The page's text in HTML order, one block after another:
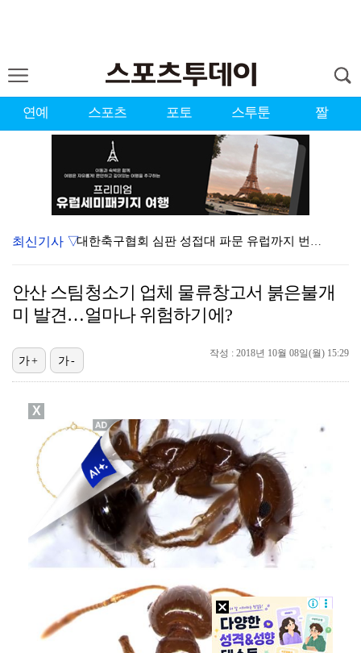
연예 스포츠 포토 스투툰 짤
대한축구협회 심판 성접대 파문 유럽까지 번졌다…佛 매체…
'황정민 스토킹 혐의' A씨 11일 결심 공판
맨시티 마레스카 감독 "이강인은 훌륭한 선수…아틀레티코…
[ST포토] 이강인, 환하게 웃으며
[ST포토] 이강인, 이적 후 밝아진 얼굴
[ST포토] 오픈트레이닝 나서는 이강인
[ST포토] 호세 히메네스, 한국 팬들 외침에 미소
최신기사 ▽
안산 스팀청소기 업체 물류창고서 붉은불개
미 발견…얼마나 위험하기에?
작성 : 2018년 10월 08일(월) 15:29
가+ 가-
X